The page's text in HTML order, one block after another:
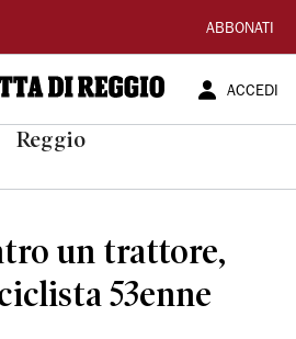
ABBONATI
ACCEDI
Reggio
un trattore,
53enne